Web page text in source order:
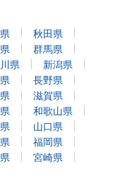
秋田県
群馬県
県
新潟県
長野県
滋賀県
和歌山県
山口県
福岡県
宮崎県